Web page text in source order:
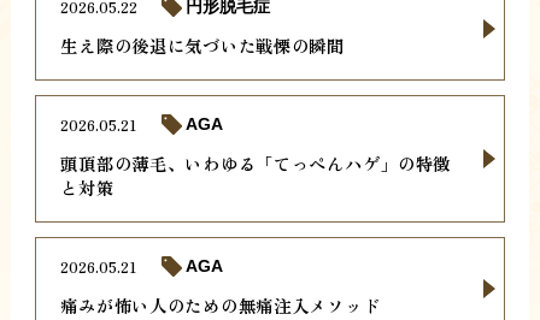
生え際の後退に気づいた戦慄の瞬間
2026.05.22 円形脱毛症
頭頂部の薄毛、いわゆる「てっぺんハゲ」の特徴
と対策
2026.05.21 AGA
痛みが怖い人のための無痛注入メソッド
2026.05.21 AGA